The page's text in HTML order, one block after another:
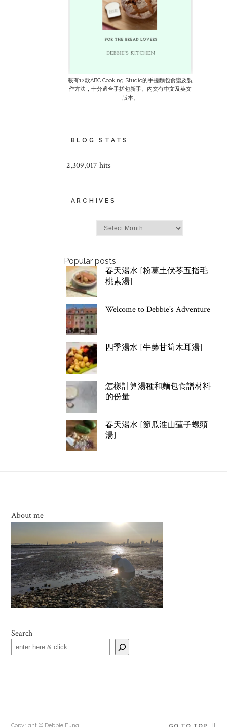
載有12款ABC Cooking Studio的手搓麵包食譜及製
作方法，十分適合手搓包新手。內文有中文及英文
版本。
BLOG STATS
2,309,017 hits
ARCHIVES
Popular posts
春天湯水 [粉葛土伏苓五指毛
桃素湯]
Welcome to Debbie's Adventure
四季湯水 [牛蒡甘筍木耳湯]
怎樣計算湯種和麵包食譜材料
的份量
春天湯水 [節瓜淮山蓮子螺頭
湯]
About me
Search